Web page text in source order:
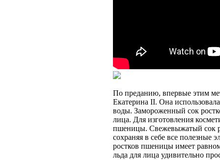
По преданию, впервые этим
Екатерина II. Она
воды. Замороженный сок
лица. Для изготовления
пшеницы. Свежевыжатый сок
сохраняя в себе все полезные
ростков пшеницы имеет
льда для лица удивительно